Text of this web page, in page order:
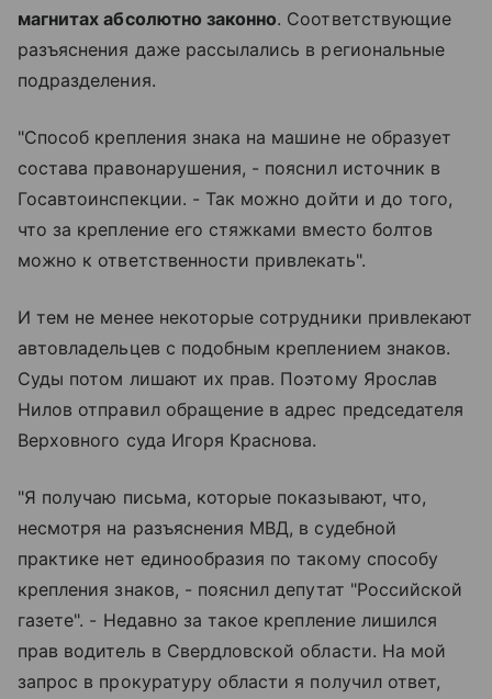
магнитах абсолютно законно. Соответствующие
разъяснения даже рассылались в региональные
подразделения.
"Способ крепления знака на машине не образует
состава правонарушения, - пояснил источник в
Госавтоинспекции. - Так можно дойти и до того,
что за крепление его стяжками вместо болтов
можно к ответственности привлекать".
И тем не менее некоторые сотрудники привлекают
автовладельцев с подобным креплением знаков.
Суды потом лишают их прав. Поэтому Ярослав
Нилов отправил обращение в адрес председателя
Верховного суда Игоря Краснова.
"Я получаю письма, которые показывают, что,
несмотря на разъяснения МВД, в судебной
практике нет единообразия по такому способу
крепления знаков, - пояснил депутат "Российской
газете". - Недавно за такое крепление лишился
прав водитель в Свердловской области. На мой
запрос в прокуратуру области я получил ответ,